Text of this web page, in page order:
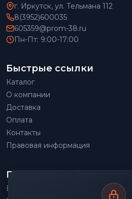
г. Иркутск, ул. Тельмана 112
8(3952)600035
605359@prom-38.ru
Пн-Пт: 9:00-17:00
Быстрые ссылки
Каталог
О компании
Доставка
Оплата
Контакты
Правовая информация
Популярные категории
Весовое оборудование